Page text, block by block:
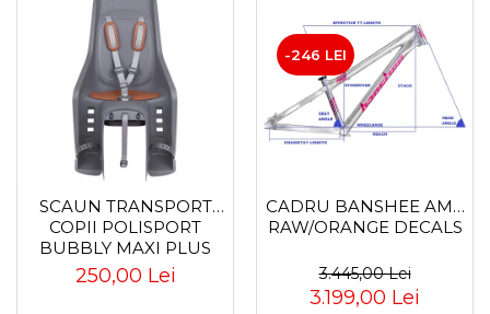
Piese furci
Furci cu suspensie
Ghidaje și întinzătoare lanț
Ghidoane și atașabile
Lanțuri
Za conectare rapidă
Manete Schimbător, Frâna,
SCAUN TRANSPORT
COPII POLISPORT
BUBBLY MAXI PLUS
CFS PRINDERE PE
PORTBAGAJ - GRI-
250,00 Lei
-246 LEI
CADRU BANSHEE AMP
RAW/ORANGE DECALS
3.445,00 Lei
3.199,00 Lei